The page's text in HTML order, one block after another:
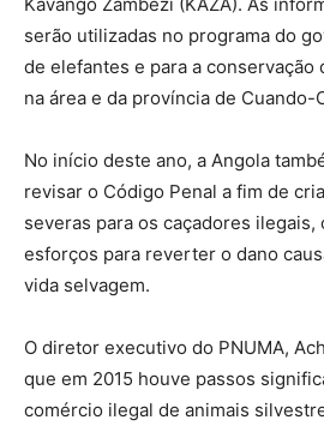
serão utilizadas no programa do
de elefantes e para a conservação
na área e da província de Cuando-
No início deste ano, a Angola
revisar o Código Penal a fim de
severas para os caçadores ilegais,
esforços para reverter o dano
vida selvagem.
O diretor executivo do PNUMA,
que em 2015 houve passos
comércio ilegal de animais